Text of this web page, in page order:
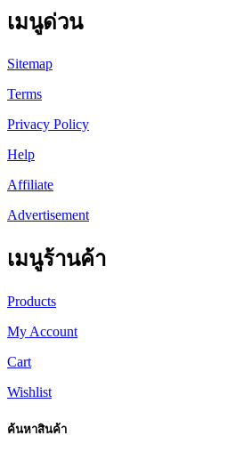
เมนูด่วน
Sitemap
Terms
Privacy Policy
Help
Affiliate
Advertisement
เมนูร้านค้า
Products
My Account
Cart
Wishlist
ค้นหาสินค้า